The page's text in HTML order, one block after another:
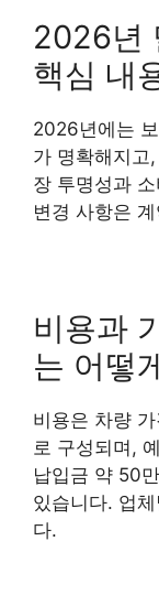
2026년
핵심 내
2026년에는
가 명확해지고
장 투명성과
변경 사항은
비용과
는 어떻
비용은 차량
로 구성되며,
납입금 약 50
있습니다. 업
다.